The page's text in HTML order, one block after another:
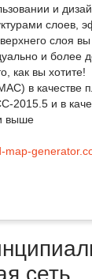
и
слоев,
слоя
и более
как вы хотите!
в качестве
2015.5 и в
выше
map-
сеть